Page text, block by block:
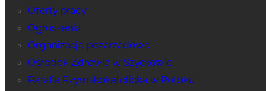
Oferty pracy
Ogłoszenia
Organizacje pozarządowe
Ośrodek Zdrowia w Szydłowie
Parafia Rzymskokatolicka w Potoku